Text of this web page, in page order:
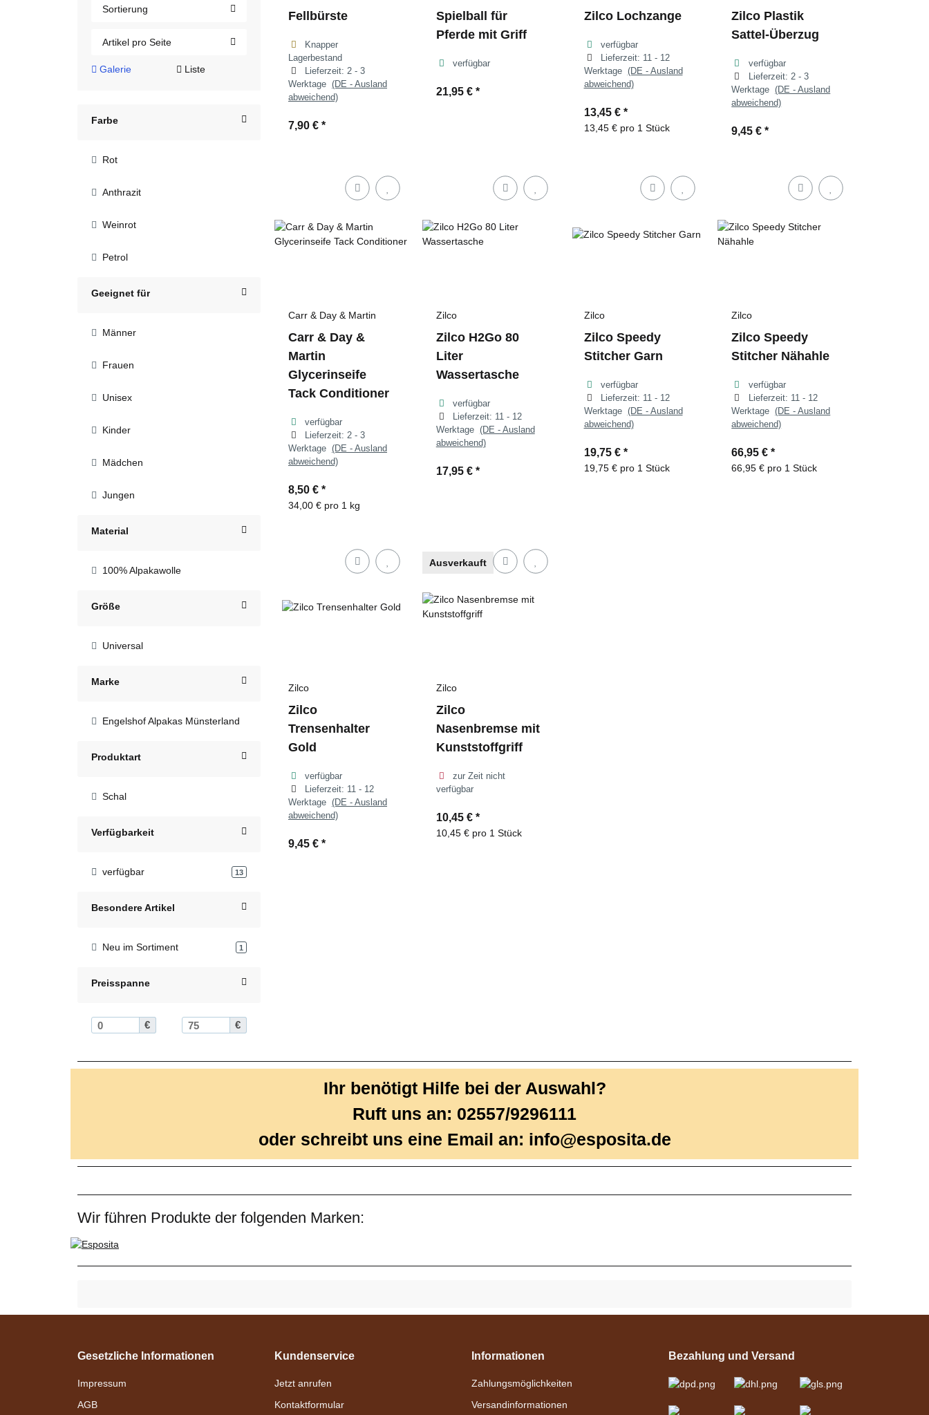
Sortierung
Artikel pro Seite
Galerie Liste
Farbe
Rot
Anthrazit
Weinrot
Petrol
Geeignet für
Männer
Frauen
Unisex
Kinder
Mädchen
Jungen
Material
100% Alpakawolle
Größe
Universal
Marke
Engelshof Alpakas Münsterland
Produktart
Schal
Verfügbarkeit
verfügbar 13Artikel gefunden
Besondere Artikel
Neu im Sortiment 1
Preisspanne
€ €
Fellbürste
Knapper
Lagerbestand
Lieferzeit: 2 - 3
Werktage (DE - Ausland
abweichend)
7,90 € *
Spielball für
Pferde mit Griff
verfügbar
21,95 € *
Zilco Lochzange
verfügbar
Lieferzeit: 11 - 12
Werktage (DE - Ausland
abweichend)
13,45 € *
13,45 € pro 1 Stück
Zilco Plastik
Sattel-Überzug
verfügbar
Lieferzeit: 2 - 3
Werktage(DE - Ausland
abweichend)
9,45 €*
Carr & Day & Martin
Carr & Day &
Martin
Glycerinseife
Tack Conditioner
verfügbar
Lieferzeit: 2 - 3
Werktage (DE - Ausland
abweichend)
8,50 € *
34,00 € pro 1 kg
Zilco
Zilco H2Go 80
Liter
Wassertasche
verfügbar
Lieferzeit: 11 - 12
Werktage (DE - Ausland
abweichend)
17,95 € *
Zilco
Zilco Speedy
Stitcher Garn
verfügbar
Lieferzeit: 11 - 12
Werktage (DE - Ausland
abweichend)
19,75 € *
19,75 € pro 1 Stück
Zilco
Zilco Speedy
Stitcher Nähahle
verfügbar
Lieferzeit: 11 - 12
Werktage(DE - Ausland
abweichend)
66,95 €*
66,95 € pro 1 Stück
Zilco
Zilco
Trensenhalter
Gold
verfügbar
Lieferzeit: 11 - 12
Werktage (DE - Ausland
abweichend)
9,45 € *
Ausverkauft
Zilco
Zilco
Nasenbremse mit
Kunststoffgriff
zur Zeit nicht
verfügbar
10,45 € *
10,45 € pro 1 Stück
Ihr benötigt Hilfe bei der Auswahl?
Ruft uns an: 02557/9296111
oder schreibt uns eine Email an: info@esposita.de
Wir führen Produkte der folgenden Marken:
Gesetzliche Informationen
Impressum
AGB
Kundenservice
Jetzt anrufen
Kontaktformular
Informationen
Zahlungsmöglichkeiten
Versandinformationen
Bezahlung und Versand